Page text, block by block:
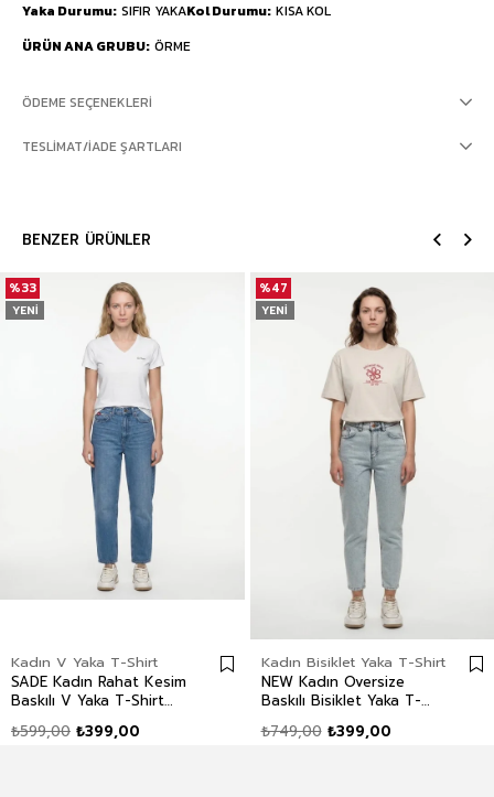
Yaka Durumu SIFIR YAKAKol Durumu KISA KOL
ÜRÜN ANA GRUBU ÖRME
ÖDEME SEÇENEKLERI
TESLIMAT/İADE ŞARTLARI
BENZER ÜRÜNLER
Kadın V Yaka T-Shirt
SADE Kadın Rahat Kesim
Baskılı V Yaka T-Shirt
₺399,00
₺599,00
%33
YENI
Kadın Bisiklet Yaka T-Shirt
NEW Kadın Oversize
Baskılı Bisiklet Yaka T-
₺399,00
₺749,00
%47
YENI